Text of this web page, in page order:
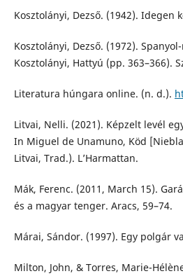
Kosztolányi, Dezső. (1942). Idegen
Kosztolányi, Dezső. (1972).
Kosztolányi, Hattyú (pp. 363–366).
Literatura húngara online. (n. d.).
Litvai, Nelli. (2021). Képzelt levél
In Miguel de Unamuno, Köd
Litvai, Trad.). L’Harmattan.
Mák, Ferenc. (2011, March 15).
és a magyar tenger. Aracs, 59–74.
Márai, Sándor. (1997). Egy polgár
Milton, John, & Torres, Marie-